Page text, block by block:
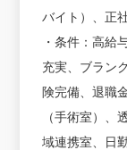
バイト）、正
・条件：高給
充実、ブラン
険完備、退職
（手術室）、
域連携室、日